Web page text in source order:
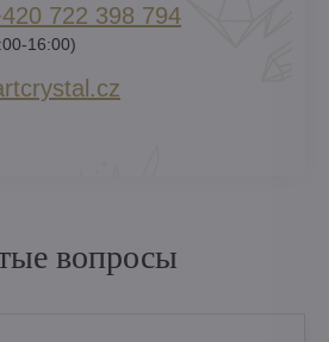
722 398 794​
16:00)
вопросы